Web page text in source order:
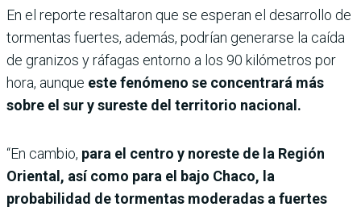
En el reporte resaltaron que se esperan el desarrollo de
tormentas fuertes, además, podrían generarse la caída
de granizos y ráfagas entorno a los 90 kilómetros por
hora, aunque este fenómeno se concentrará más
sobre el sur y sureste del territorio nacional.
“En cambio, para el centro y noreste de la Región
Oriental, así como para el bajo Chaco, la
probabilidad de tormentas moderadas a fuertes